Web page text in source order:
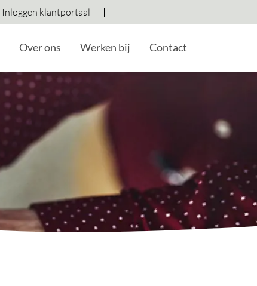
Inloggen klantportaal
Hoog contrast wisselen
Lettergrootte vergroten
Lettergrootte
Over ons Werken bij Contact